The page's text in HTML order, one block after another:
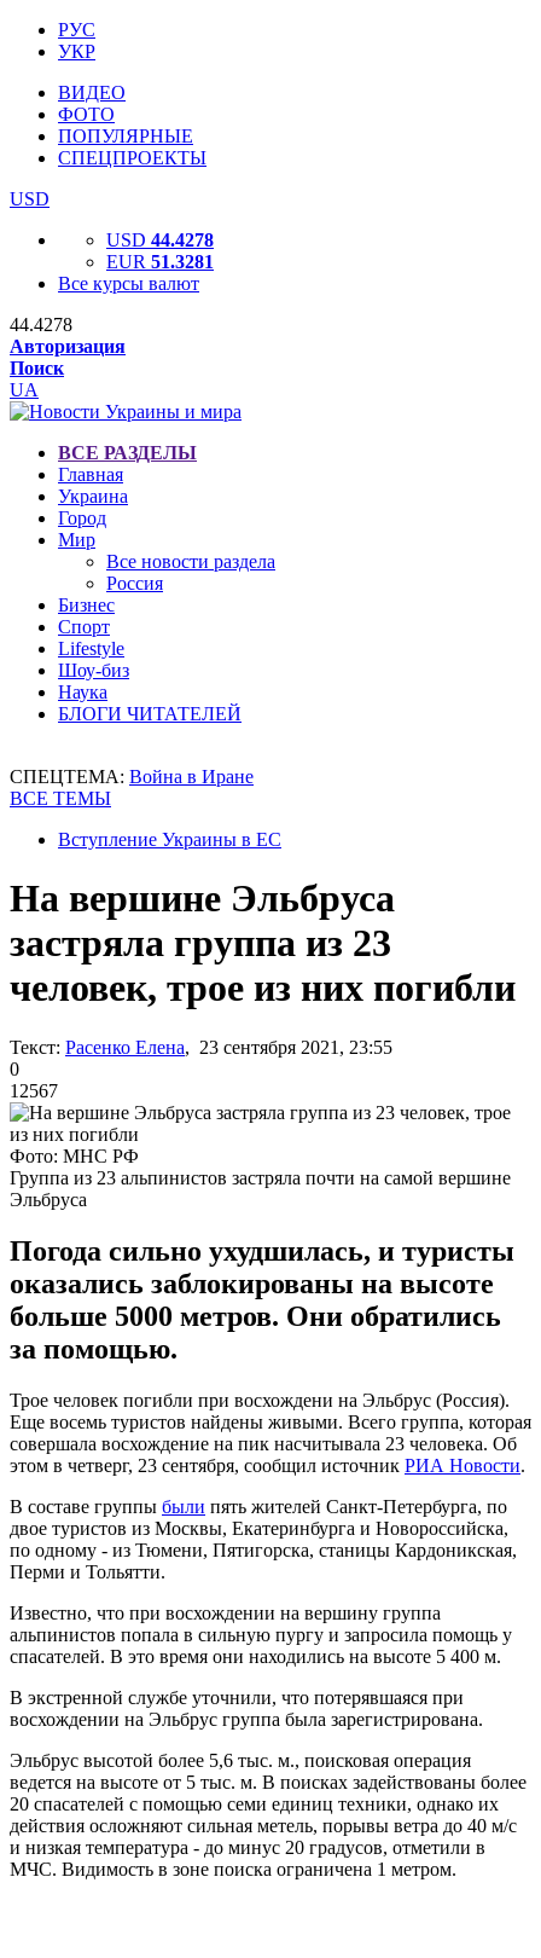
РУС
УКР
ВИДЕО
ФОТО
ПОПУЛЯРНЫЕ
СПЕЦПРОЕКТЫ
USD
USD 44.4278
EUR 51.3281
Все курсы валют
44.4278
Авторизация
Поиск
UA
ВСЕ РАЗДЕЛЫ
Главная
Украина
Город
Мир
Все новости раздела
Россия
Бизнес
Спорт
Lifestyle
Шоу-биз
Наука
БЛОГИ ЧИТАТЕЛЕЙ
СПЕЦТЕМА: Война в Иране
ВСЕ ТЕМЫ
Вступление Украины в ЕС
На вершине Эльбруса
застряла группа из 23
человек, трое из них погибли
Текст: Расенко Елена, 23 сентября 2021, 23:55
0
12567
Фото: МНС РФ
Группа из 23 альпинистов застряла почти на самой вершине
Эльбруса
Погода сильно ухудшилась, и туристы
оказались заблокированы на высоте
больше 5000 метров. Они обратились
за помощью.
Трое человек погибли при восхождени на Эльбрус (Россия).
Еще восемь туристов найдены живыми. Всего группа, которая
совершала восхождение на пик насчитывала 23 человека. Об
этом в четверг, 23 сентября, сообщил источник РИА Новости.
В составе группы были пять жителей Санкт-Петербурга, по
двое туристов из Москвы, Екатеринбурга и Новороссийска,
по одному - из Тюмени, Пятигорска, станицы Кардоникская,
Перми и Тольятти.
Известно, что при восхождении на вершину группа
альпинистов попала в сильную пургу и запросила помощь у
спасателей. В это время они находились на высоте 5 400 м.
В экстренной службе уточнили, что потерявшаяся при
восхождении на Эльбрус группа была зарегистрирована.
Эльбрус высотой более 5,6 тыс. м., поисковая операция
ведется на высоте от 5 тыс. м. В поисках задействованы более
20 спасателей с помощью семи единиц техники, однако их
действия осложняют сильная метель, порывы ветра до 40 м/с
и низкая температура - до минус 20 градусов, отметили в
МЧС. Видимость в зоне поиска ограничена 1 метром.